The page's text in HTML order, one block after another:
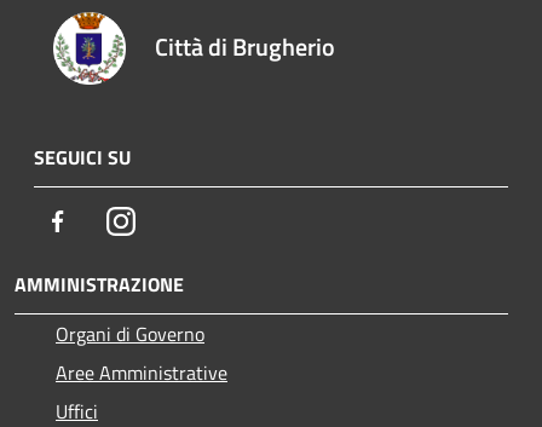
Città di Brugherio
SEGUICI SU
FacebookInstagram
AMMINISTRAZIONE
Organi di Governo
Aree Amministrative
Uffici